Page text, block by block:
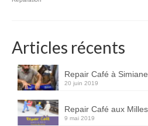
Articles récents
Repair Café à
20 juin 2019
Repair Café aux
9 mai 2019